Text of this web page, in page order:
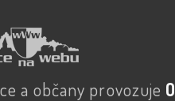
a občany provozuje